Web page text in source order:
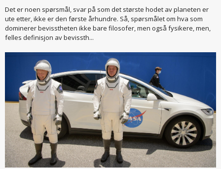
Det er noen spørsmål, svar på som det største hodet av planeten er
ute etter, ikke er den første århundre. Så, spørsmålet om hva som
dominerer bevisstheten ikke bare filosofer, men også fysikere, men,
felles definisjon av bevissth...